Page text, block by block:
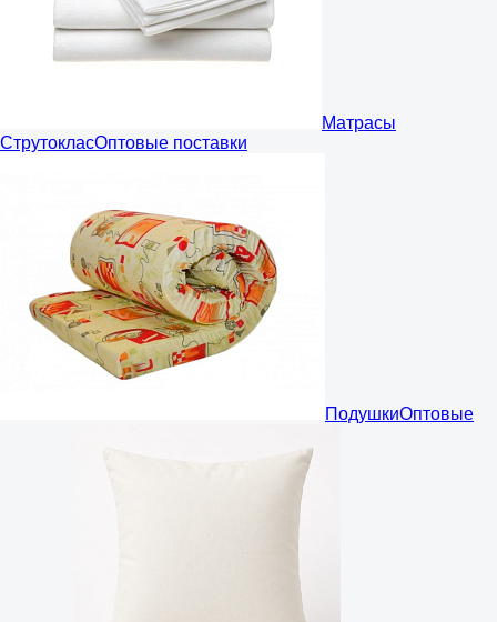
Матрасы
СтрутокласОптовые поставки
ПодушкиОптовые